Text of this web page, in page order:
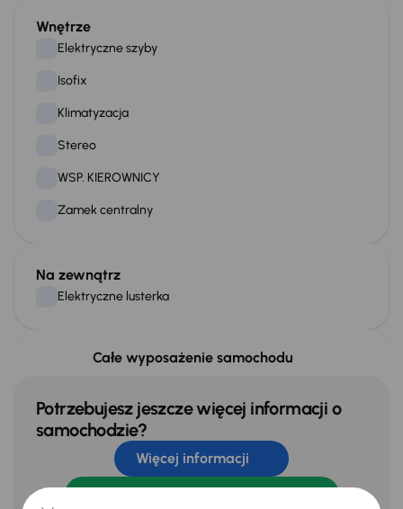
Wysokość
1 721 mm
Boczne
Zawiasowe
1 180 kg
Wnętrze
Elektryczne szyby
Isofix
Klimatyzacja
Stereo
WSP. KIEROWNICY
Zamek centralny
Na zewnątrz
Elektryczne lusterka
Bezpieczeństwo
Airbag
ESP
Całe wyposażenie samochodu
Potrzebujesz jeszcze więcej informacji o
samochodzie?
Więcej informacji